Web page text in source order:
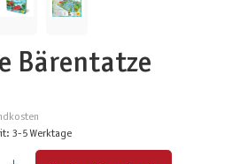
Bärentatze
3-5 Werktage
Wert ein oder benutze die Schaltflächen um die Anzahl zu